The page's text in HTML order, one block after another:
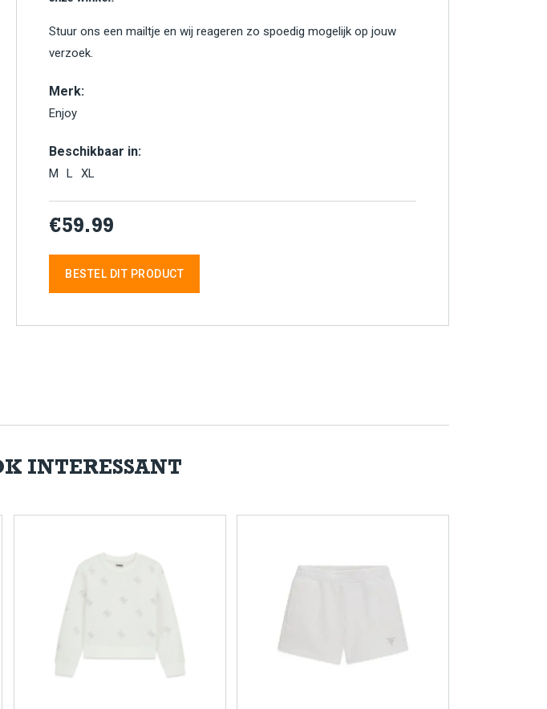
Stuur ons een mailtje en wij reageren zo spoedig mogelijk op jouw
verzoek.
Merk:
Enjoy
Beschikbaar in:
M L XL
€59.99
BESTEL DIT PRODUCT
INTERESSANT